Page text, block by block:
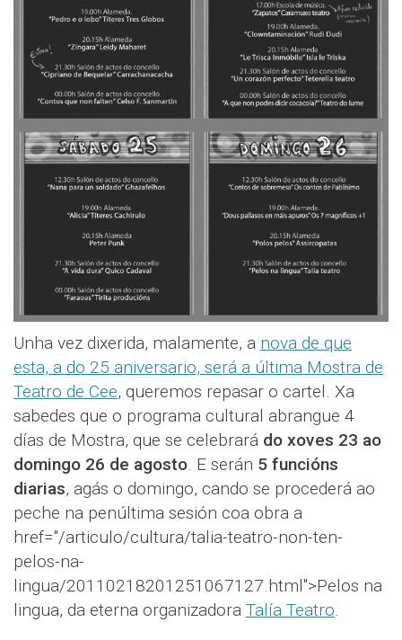
Unha vez dixerida, malamente, a nova de que
esta, a do 25 aniversario, será a última Mostra de
Teatro de Cee, queremos repasar o cartel. Xa
sabedes que o programa cultural abrangue 4
días de Mostra, que se celebrará do xoves 23 ao
domingo 26 de agosto . E serán 5 funcións
diarias, agás o domingo, cando se procederá ao
peche na penúltima sesión coa obra a
href="/articulo/cultura/talia-teatro-non-ten-
pelos-na-
lingua/20110218201251067127.html">Pelos na
lingua, da eterna organizadora Talía Teatro